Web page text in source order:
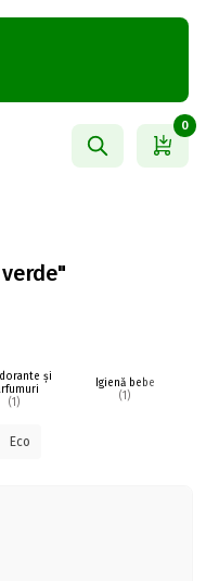
0
și
(1)
Igienă bebe
(1)
Eco